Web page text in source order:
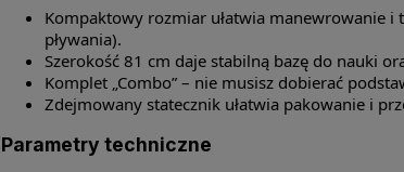
Kompaktowy rozmiar ułatwia manewrowanie
pływania).
Szerokość 81 cm daje stabilną bazę do nauki
Komplet „Combo” – nie musisz dobierać
Zdejmowany statecznik ułatwia pakowanie i
Parametry techniczne